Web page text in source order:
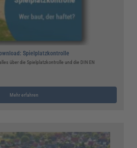
Spielplatzkontrolle
über die Spielplatzkontrolle und die DIN EN
Mehr erfahren